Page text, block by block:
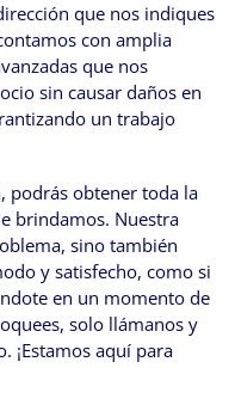
que nos indiques
con amplia
que nos
sin causar daños en
un trabajo
podrás obtener toda la
brindamos. Nuestra
sino también
y satisfecho, como si
en un momento de
solo llámanos y
¡Estamos aquí para